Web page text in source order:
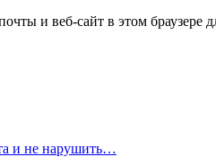
и веб-сайт в этом браузере
и не нарушить…